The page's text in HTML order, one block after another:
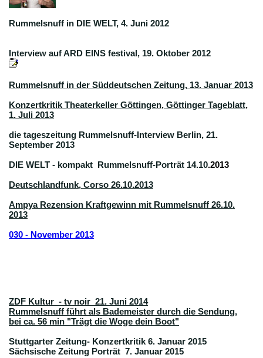
Rummelsnuff in DIE WELT, 4. Juni 2012
Interview auf ARD EINS festival, 19. Oktober 2012
Rummelsnuff in der Süddeutschen Zeitung, 13. Januar 2013
Konzertkritik Theaterkeller Göttingen, Göttinger Tageblatt,
1. Juli 2013
die tageszeitung Rummelsnuff-Interview Berlin, 21.
September 2013
DIE WELT - kompakt Rummelsnuff-Porträt 14.10.2013
Deutschlandfunk, Corso 26.10.2013
Ampya Rezension Kraftgewinn mit Rummelsnuff 26.10.
2013
030 - November 2013
ZDF Kultur - tv noir 21. Juni 2014
Rummelsnuff führt als Bademeister durch die Sendung,
bei ca. 56 min "Trägt die Woge dein Boot"
Stuttgarter Zeitung- Konzertkritik 6. Januar 2015
Sächsische Zeitung Porträt 7. Januar 2015